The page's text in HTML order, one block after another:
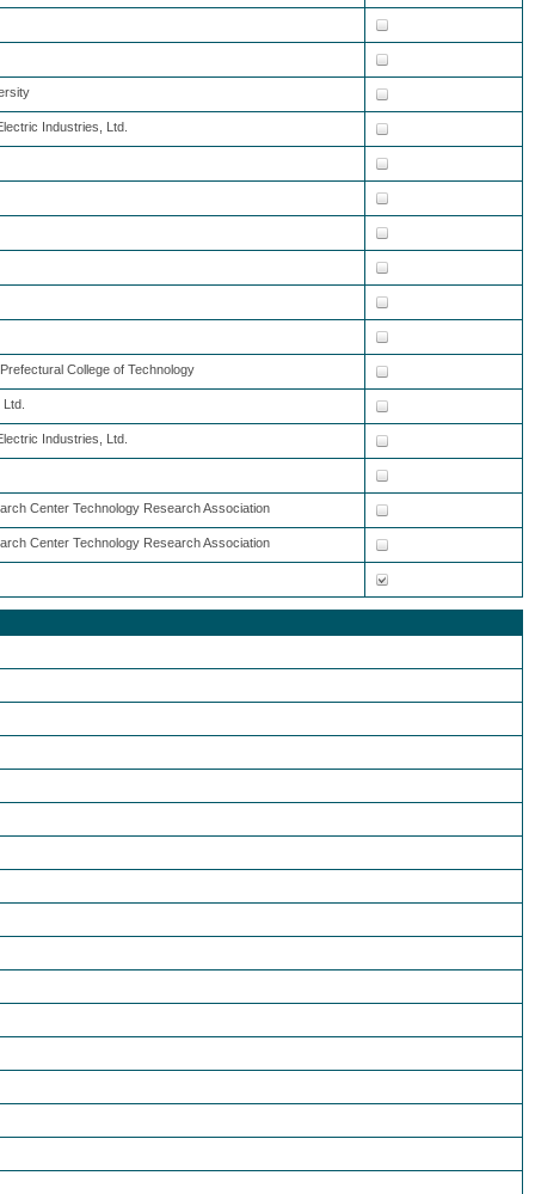
Industries, Ltd.
College of Technology
Industries, Ltd.
Center Technology Research Association
Center Technology Research Association